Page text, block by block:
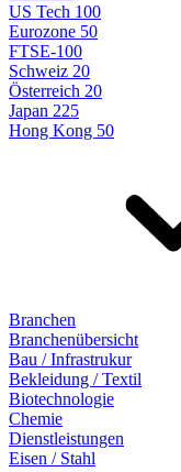
US Tech 100
Eurozone 50
FTSE-100
Schweiz 20
Österreich 20
Japan 225
Hong Kong 50
Branchen
Branchenübersicht
Bau / Infrastrukur
Bekleidung / Textil
Biotechnologie
Chemie
Dienstleistungen
Eisen / Stahl